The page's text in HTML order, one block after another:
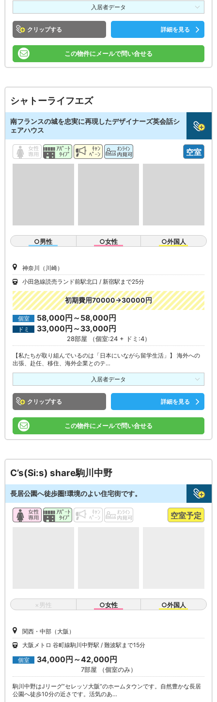
入居者データ
クリップ 詳細を見る
この物件にメールで問い合せる
シャトーライフエズ
南フランスの城を忠実に再現したデザイナーズ英会話シ
ェアハウス
空室
○男性 ○女性 ○外国人
神奈川（川崎）
小田急線読売ランド前駅北口
新宿駅まで25分
初期費用70000→30000円
個室 58,000円～58,000円
ドミ 33,000円～33,000円
28部屋 （個室:24 + ドミ:4）
【私たちが取り組んでいるのは「日本にいながら留学生活」】 海外への
出張、赴任、移住、海外企業とのテ…
入居者データ
クリップ 詳細を見る
この物件にメールで問い合せる
C’s(Si:s) share駒川中野
長居公園へ徒歩圏!環境のよい住宅街です。
空室予定
×男性 ○女性 ○外国人
関西・中部（大阪）
大阪メトロ 谷町線駒川中野駅
難波駅まで15分
個室 34,000円～42,000円
7部屋 （個室のみ）
駒川中野はJリーグ”セレッソ大阪”のホームタウンです。自然豊かな長居
公園へ徒歩10分の近さです。活気のあ…